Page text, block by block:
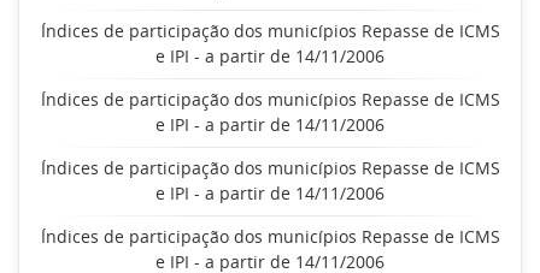
Índices de participação dos municípios Repasse de ICMS
e IPI - a partir de 14/11/2006
Índices de participação dos municípios Repasse de ICMS
e IPI - a partir de 14/11/2006
Índices de participação dos municípios Repasse de ICMS
e IPI - a partir de 14/11/2006
Índices de participação dos municípios Repasse de ICMS
e IPI - a partir de 14/11/2006